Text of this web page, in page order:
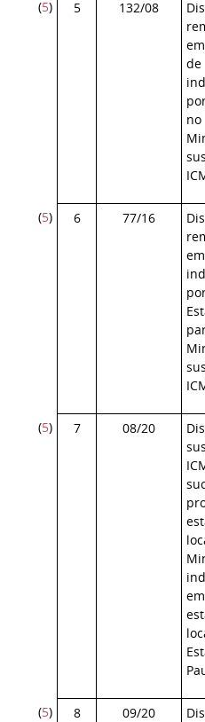
(5) 5 132/08
(5) 6 77/16
(5) 7 08/20
em
(5) 8 09/20